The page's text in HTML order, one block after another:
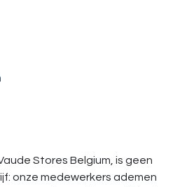
Stores Belgium, is geen
onze medewerkers ademen